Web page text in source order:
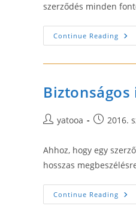
szerződés minden
Continue Reading
Postyatooa
Post2016.
Ahhoz, hogy egy
hosszas
Continue Reading